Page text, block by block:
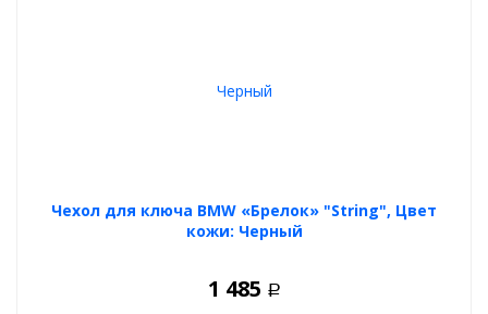
Чехол для ключа BMW «Брелок» "String", Цвет
кожи: Черный
1 485 Р